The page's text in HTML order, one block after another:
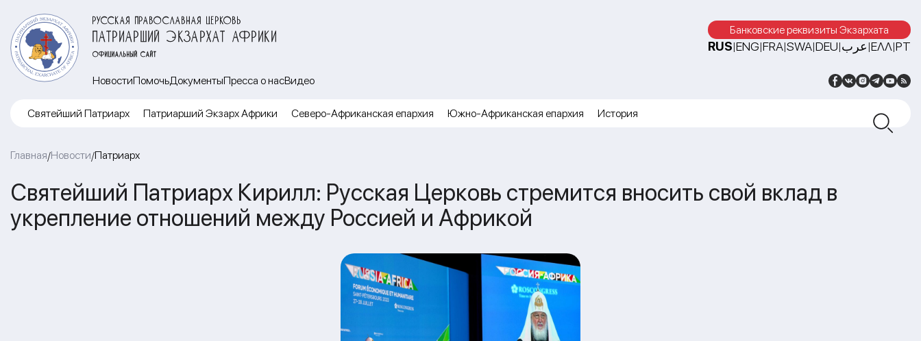
РУССКАЯ ПРАВОСЛАВНАЯ ЦЕРКОВЬ
ПАТРИАРШИЙ ЭКЗАРХАТ АФРИКИ
ОФИЦИАЛЬНЫЙ САЙТ
Банковские реквизиты Экзархата
RUS|ENG|FRA|SWA|DEU|عرب|ΕΛΛ|PT
НовостиПомочьДокументыПресса о насВидео
Cвятейший Патриарх Патриарший Экзарх Африки Северо-Африканская епархия Южно-Африканская епархия История
Главная/Новости/Патриарх
Святейший Патриарх Кирилл: Русская Церковь стремится вносить свой вклад в
укрепление отношений между Россией и Африкой